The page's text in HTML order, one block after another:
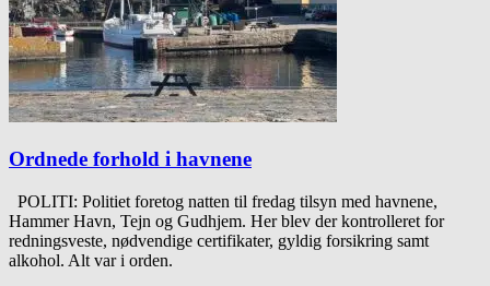
Ordnede forhold i havnene
POLITI: Politiet foretog natten til fredag tilsyn med havnene,
Hammer Havn, Tejn og Gudhjem. Her blev der kontrolleret for
redningsveste, nødvendige certifikater, gyldig forsikring samt
alkohol. Alt var i orden.